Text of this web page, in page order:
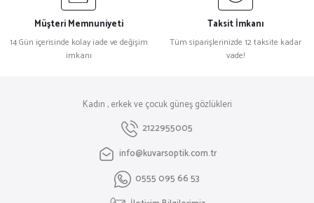
Müşteri Memnuniyeti
14 Gün içerisinde kolay iade ve değişim
imkanı
Taksit İmkanı
Tüm siparişlerinizde 12 taksite kadar
vade!
Kadın , erkek ve çocuk güneş gözlükleri
2122955005
info@kuvarsoptik.com.tr
0555 095 66 53